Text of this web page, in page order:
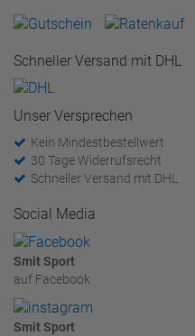
Schneller Versand mit DHL
Unser Versprechen
Kein Mindestbestellwert
30 Tage Widerrufsrecht
Schneller Versand mit DHL
Social Media
Smit Sport
auf Facebook
Smit Sport